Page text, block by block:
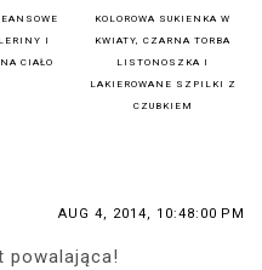
I
CIAŁO
KOLOROWA SUKIENKA W
KWIATY, CZARNA TORBA
LISTONOSZKA I
LAKIEROWANE SZPILKI Z
CZUBKIEM
AUG 4, 2014, 10:48:00 PM
powalająca!